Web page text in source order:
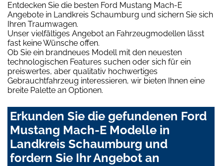
Entdecken Sie die besten Ford Mustang Mach-E
Angebote in Landkreis Schaumburg und sichern Sie sich
Ihren Traumwagen.
Unser vielfältiges Angebot an Fahrzeugmodellen lässt
fast keine Wünsche offen.
Ob Sie ein brandneues Modell mit den neuesten
technologischen Features suchen oder sich für ein
preiswertes, aber qualitativ hochwertiges
Gebrauchtfahrzeug interessieren, wir bieten Ihnen eine
breite Palette an Optionen.
Erkunden Sie die gefundenen Ford
Mustang Mach-E Modelle in
Landkreis Schaumburg und
fordern Sie Ihr Angebot an